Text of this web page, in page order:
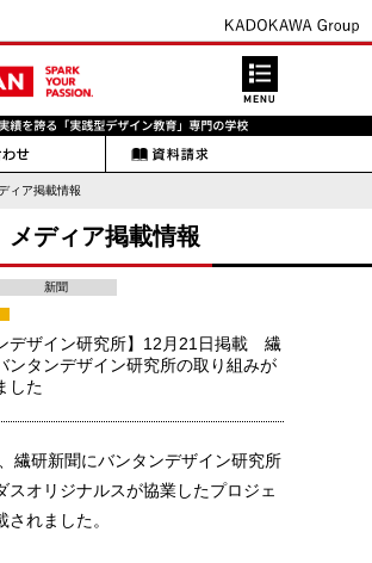
ィア掲載情報
メディア掲載情報
新聞
デザイン研究所】12月21日掲載 繊
ンタンデザイン研究所の取り組みが
した
繊研新聞にバンタンデザイン研究所
スオリジナルスが協業したプロジェ
されました。